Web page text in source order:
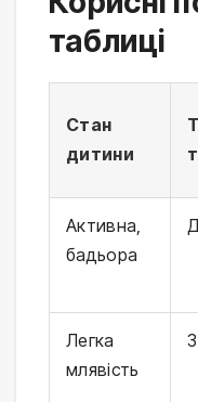
таблиці
Стан
дитини
Активна,
бадьора
Легка
млявість